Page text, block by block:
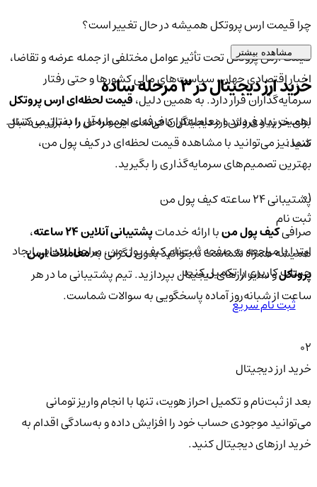
چرا قیمت ارس پروتکل همیشه در حال تغییر است؟
قیمت ارس پروتکل تحت تأثیر عوامل مختلفی از جمله عرضه و تقاضا،
اخبار اقتصادی جهان، سیاست‌های مالی کشورها و حتی رفتار
سرمایه‌گذاران قرار دارد. به همین دلیل،قیمت لحظه‌ای ارس پروتکل
اهمیت زیادی دارد و معامله‌گران حرفه‌ای همواره آن را دنبال می‌کنند.
شما نیز می‌توانید با مشاهده قیمت لحظه‌ای در کیف پول من،
بهترین تصمیم‌های سرمایه‌گذاری را بگیرید.
پشتیبانی ۲۴ ساعته کیف پول من
صرافیکیف پول منبا ارائه خدماتپشتیبانی آنلاین ۲۴ ساعته
،
همیشه همراه شماست تا بتوانید بدون نگرانی بهمعاملات ارس
پروتکلو سایر ارزهای دیجیتال بپردازید. تیم پشتیبانی ما در هر
ساعت از شبانه‌روز آماده پاسخگویی به سوالات شماست.
مشاهده بیشتر
خرید ارز دیجیتال در 3 مرحله ساده
برای خرید و فروش ارز دیجیتال کافی‌ست این مراحل را به‌ترتیب دنبال
کنید:
01
ثبت نام
ابتدا با مراجعه به صفحه ثبت‌نام کیف‌ پول من، مراحل ابتدایی ایجاد
حساب کاربری را تکمیل کنید.
ثبت نام سریع
02
خرید ارز دیجیتال
بعد از ثبت‌نام و تکمیل احراز هویت، تنها با انجام واریز تومانی
می‌توانید موجودی حساب خود را افزایش داده و به‌سادگی اقدام به
خرید ارزهای دیجیتال کنید.